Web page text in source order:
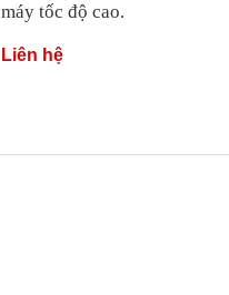
máy tốc độ cao.
Liên hệ